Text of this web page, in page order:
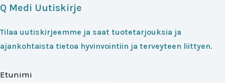
Q Medi Uutiskirje
Tilaa uutiskirjeemme ja saat tuotetarjouksia ja
ajankohtaista tietoa hyvinvointiin ja terveyteen liittyen.
Etunimi